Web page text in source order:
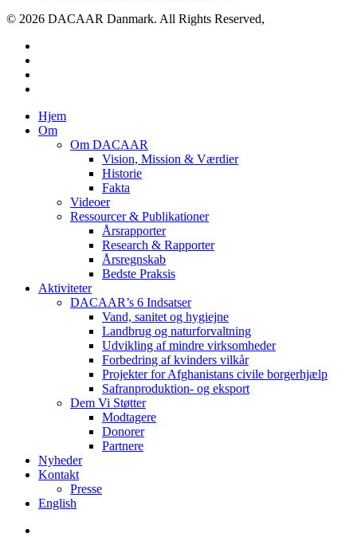
© 2026 DACAAR Danmark. All Rights Reserved,
Close
Menu
Hjem
Om
Om DACAAR
Vision, Mission & Værdier
Historie
Fakta
Videoer
Ressourcer & Publikationer
Årsrapporter
Research & Rapporter
Årsregnskab
Bedste Praksis
Aktiviteter
DACAAR’s 6 Indsatser
Vand, sanitet og hygiejne
Landbrug og naturforvaltning
Udvikling af mindre virksomheder
Forbedring af kvinders vilkår
Projekter for Afghanistans civile borgerhjælp
Safranproduktion- og eksport
Dem Vi Støtter
Modtagere
Donorer
Partnere
Nyheder
Kontakt
Presse
English